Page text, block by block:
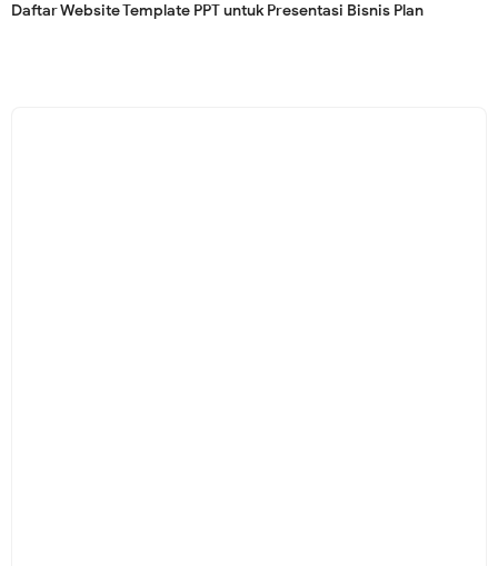
Daftar Website Template PPT untuk Presentasi Bisnis Plan